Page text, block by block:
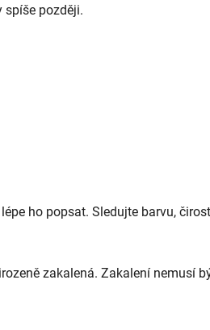
spíše později.
ho popsat. Sledujte barvu,
zakalená. Zakalení nemusí